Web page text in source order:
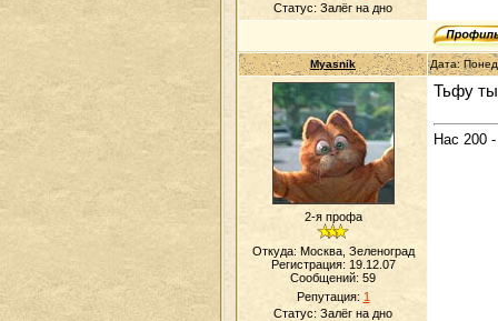
Статус: Залёг на дно
Myasnik Дата:
2-я профа
Откуда: Москва, Зеленоград
Регистрация: 19.12.07
Сообщений: 59
Репутация: 1
Статус: Залёг на дно
Тьфу
Нас 200